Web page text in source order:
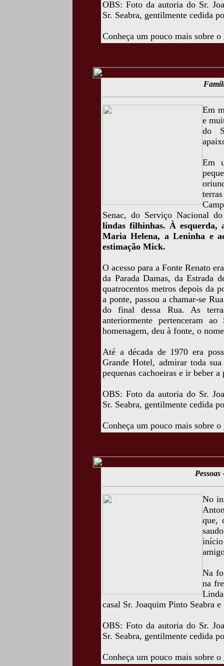
OBS: Foto da autoria do Sr.
Sr. Seabra, gentilmente cedida
Conheça um pouco mais sobre o
Em
e
do
Em
Senac, do Serviço Nacional
lindas filhinhas. À
Maria Helena, a Leninha e
estimação Mick.
O acesso para a Fonte Renato
da Parada Damas, da Estrada
quatrocentos metros depois da
a ponte, passou a chamar-se
do final dessa Rua. As
anteriormente pertenceram
homenagem, deu à fonte, o
Até a década de 1970 era
Grande Hotel, admirar toda sua
pequenas cachoeiras e ir beber
OBS: Foto da autoria do Sr.
Sr. Seabra, gentilmente cedida
Conheça um pouco mais sobre o
No
que,
Na
na
casal Sr. Joaquim Pinto Seabra
OBS: Foto da autoria do Sr.
Sr. Seabra, gentilmente cedida
Conheça um pouco mais sobre o